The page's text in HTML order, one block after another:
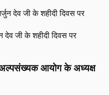
देव जी के शहीदी दिवस पर
अल्पसंख्यक आयोग के अध्यक्ष